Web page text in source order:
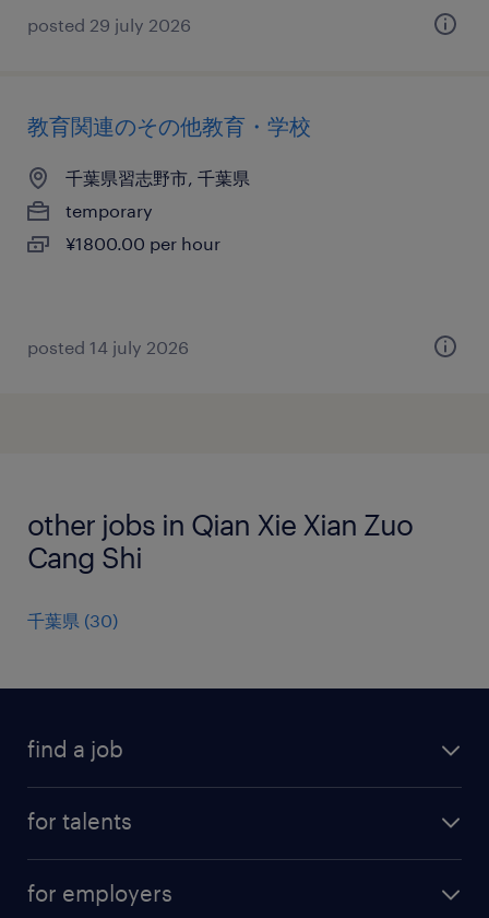
posted 29 july 2026
教育関連のその他教育・学校
千葉県習志野市, 千葉県
temporary
¥1800.00 per hour
posted 14 july 2026
other jobs in Qian Xie Xian Zuo
Cang Shi
千葉県 (30)
find a job
for talents
professional career
for employers